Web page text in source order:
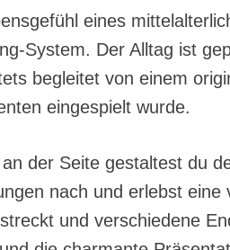
eines
System. Der Alltag ist
begleitet von einem
eingespielt wurde.
der Seite gestaltest du
nach und erlebst eine
und verschiedene